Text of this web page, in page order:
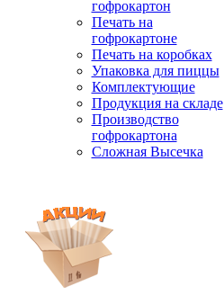
гофрокартон
Печать на
гофрокартоне
Печать на коробках
Упаковка для пиццы
Комплектующие
Продукция на складе
Производство
гофрокартона
Сложная Высечка